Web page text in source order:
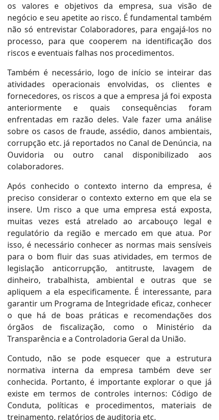
os valores e objetivos da empresa, sua visão de
negócio e seu apetite ao risco. É fundamental também
não só entrevistar Colaboradores, para engajá-los no
processo, para que cooperem na identificação dos
riscos e eventuais falhas nos procedimentos.
Também é necessário, logo de início se inteirar das
atividades operacionais envolvidas, os clientes e
fornecedores, os riscos a que a empresa já foi exposta
anteriormente e quais consequências foram
enfrentadas em razão deles. Vale fazer uma análise
sobre os casos de fraude, assédio, danos ambientais,
corrupção etc. já reportados no Canal de Denúncia, na
Ouvidoria ou outro canal disponibilizado aos
colaboradores.
Após conhecido o contexto interno da empresa, é
preciso considerar o contexto externo em que ela se
insere. Um risco a que uma empresa está exposta,
muitas vezes está atrelado ao arcabouço legal e
regulatório da região e mercado em que atua. Por
isso, é necessário conhecer as normas mais sensíveis
para o bom fluir das suas atividades, em termos de
legislação anticorrupção, antitruste, lavagem de
dinheiro, trabalhista, ambiental e outras que se
apliquem a ela especificamente. É interessante, para
garantir um Programa de Integridade eficaz, conhecer
o que há de boas práticas e recomendações dos
órgãos de fiscalização, como o Ministério da
Transparência e a Controladoria Geral da União.
Contudo, não se pode esquecer que a estrutura
normativa interna da empresa também deve ser
conhecida. Portanto, é importante explorar o que já
existe em termos de controles internos: Código de
Conduta, políticas e procedimentos, materiais de
treinamento, relatórios de auditoria etc.